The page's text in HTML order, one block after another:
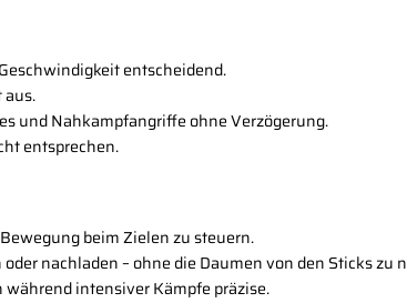
entscheidend.
aus.
und Nahkampfangriffe ohne Verzögerung.
entsprechen.
beim Zielen zu steuern.
nachladen – ohne die Daumen von den Sticks zu
intensiver Kämpfe präzise.